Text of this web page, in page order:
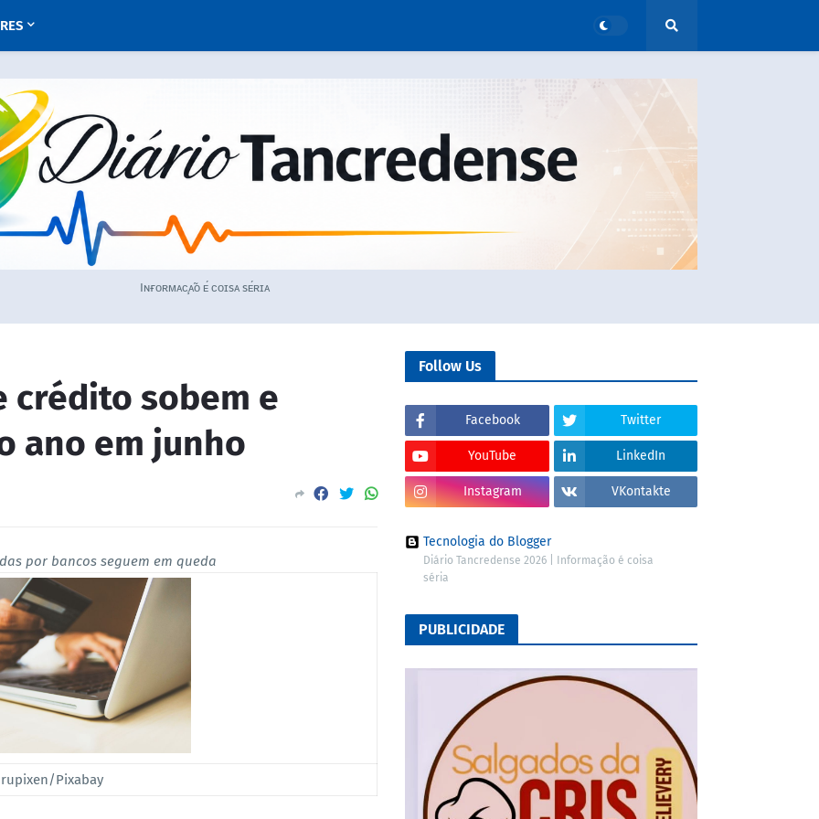
Iɴғᴏʀᴍᴀᴄ̧ᴀ̃ᴏ ᴇ́ ᴄᴏɪsᴀ sᴇ́ʀɪᴀ
crédito sobem e
ano em junho
por bancos seguem em queda
Pixabay
Follow Us
Facebook Twitter
YouTube LinkedIn
Instagram VKontakte
Tecnologia do Blogger
Diário Tancredense 2026 | Informação é coisa
séria
PUBLICIDADE